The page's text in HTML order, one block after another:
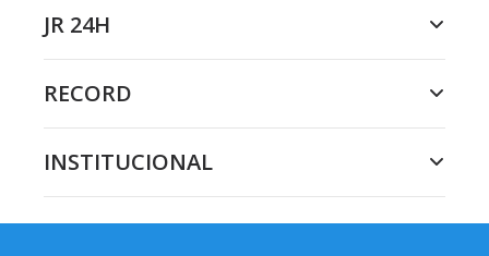
JR 24H
RECORD
INSTITUCIONAL